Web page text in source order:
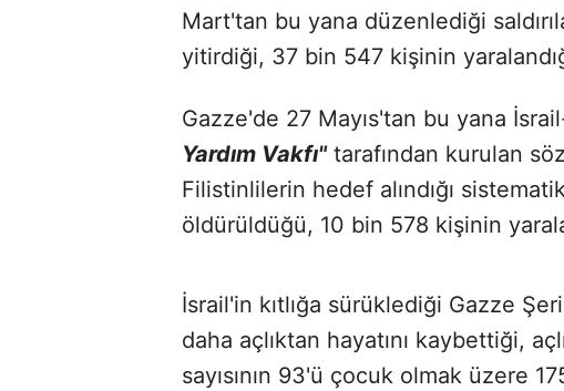
Mart'tan bu yana düzenlediği
yitirdiği, 37 bin 547 kişinin
Gazze'de 27 Mayıs'tan bu yana
Yardım Vakfı"tarafından kurulan
Filistinlilerin hedef alındığı
öldürüldüğü, 10 bin 578 kişinin
İsrail'in kıtlığa sürüklediği Gazze
daha açlıktan hayatını kaybettiği,
sayısının 93'ü çocuk olmak üzere